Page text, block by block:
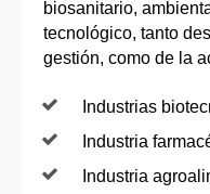
biosanitario,
tecnológico, tanto
gestión, como de la
Industrias
Industria
Industria